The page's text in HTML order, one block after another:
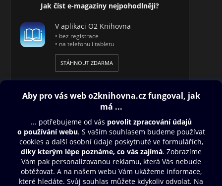
Jak číst e-magazíny nejpohodlněji?
V aplikaci O2 Knihovna
• bez registrace
• na telefonu i tabletu
STÁHNOUT ZDARMA
Obsah ke stažení
Moje O2 Knihovna
Další zábava